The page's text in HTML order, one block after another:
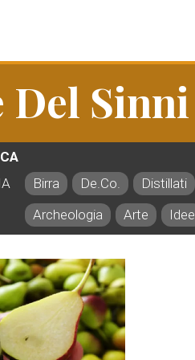
Del Sinni
Birra De.Co. Distillati
Archeologia Arte Idee